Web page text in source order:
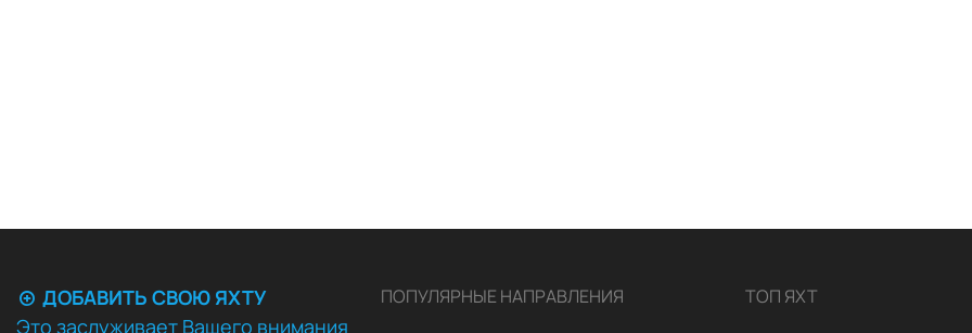
ДОБАВИТЬ СВОЮ ЯХТУ
Это заслуживает Вашего внимания
ПОПУЛЯРНЫЕ НАПРАВЛЕНИЯ ТОП ЯХТ